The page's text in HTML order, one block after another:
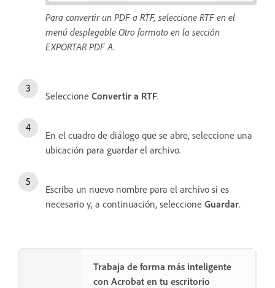
Para convertir un PDF a RTF, seleccione RTF en el
menú desplegable Otro formato en la sección
EXPORTAR PDF A.
Seleccione Convertir a RTF.
En el cuadro de diálogo que se abre, seleccione una
ubicación para guardar el archivo.
Escriba un nuevo nombre para el archivo si es
necesario y, a continuación, seleccione Guardar.
Trabaja de forma más inteligente
con Acrobat en tu escritorio